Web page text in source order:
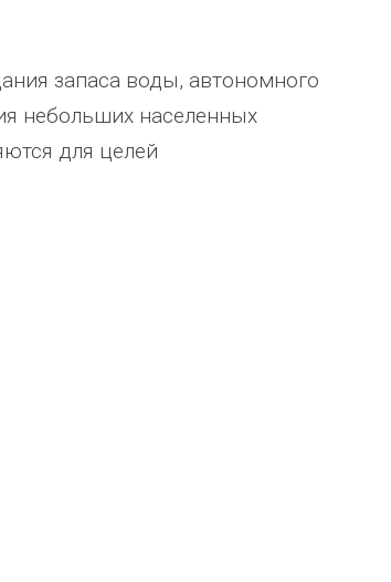
запаса воды, автономного
небольших населенных
для целей